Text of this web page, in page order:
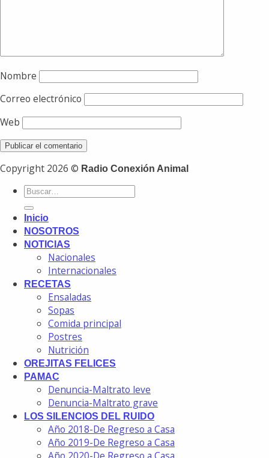
Nombre
Correo electrónico
Web
Copyright 2026 © Radio Conexión Animal
Inicio
NOSOTROS
NOTICIAS
Nacionales
Internacionales
RECETAS
Ensaladas
Sopas
Comida principal
Postres
Nutrición
OREJITAS FELICES
PAMAC
Denuncia-Maltrato leve
Denuncia-Maltrato grave
LOS SILENCIOS DEL RUIDO
Año 2018-De Regreso a Casa
Año 2019-De Regreso a Casa